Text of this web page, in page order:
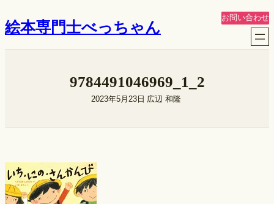
容
絵本専門士べっちゃん
お問い合わせ
9784491046969_1_2
2023年5月23日 広辺 和隆